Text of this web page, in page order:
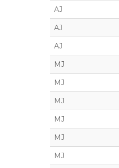
AJ
AJ
AJ
MJ
MJ
MJ
MJ
MJ
MJ